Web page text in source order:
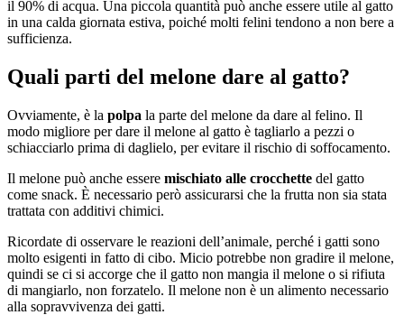
il 90% di acqua. Una piccola quantità può anche essere utile al gatto
in una calda giornata estiva, poiché molti felini tendono a non bere a
sufficienza.
Quali parti del melone dare al gatto?
Ovviamente, è la polpa la parte del melone da dare al felino. Il
modo migliore per dare il melone al gatto è tagliarlo a pezzi o
schiacciarlo prima di daglielo, per evitare il rischio di soffocamento.
Il melone può anche essere mischiato alle crocchette del gatto
come snack. È necessario però assicurarsi che la frutta non sia stata
trattata con additivi chimici.
Ricordate di osservare le reazioni dell’animale, perché i gatti sono
molto esigenti in fatto di cibo. Micio potrebbe non gradire il melone,
quindi se ci si accorge che il gatto non mangia il melone o si rifiuta
di mangiarlo, non forzatelo. Il melone non è un alimento necessario
alla sopravvivenza dei gatti.